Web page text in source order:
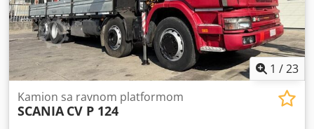
1 /23
Kamion sa ravnom platformom
SCANIA CV P 124